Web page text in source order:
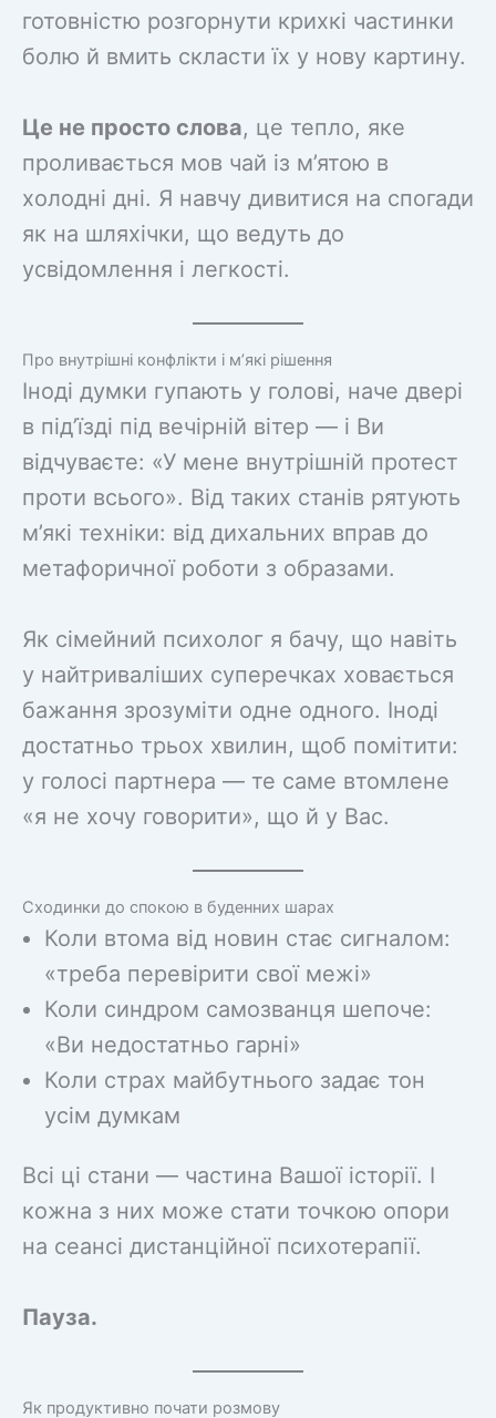
готовністю розгорнути крихкі частинки
болю й вмить скласти їх у нову картину.
Це не просто слова, це тепло, яке
проливається мов чай із м’ятою в
холодні дні. Я навчу дивитися на спогади
як на шляхічки, що ведуть до
усвідомлення і легкості.
Про внутрішні конфлікти і м’які рішення
Іноді думки гупають у голові, наче двері
в під’їзді під вечірній вітер — і Ви
відчуваєте: «У мене внутрішній протест
проти всього». Від таких станів рятують
м’які техніки: від дихальних вправ до
метафоричної роботи з образами.
Як сімейний психолог я бачу, що навіть
у найтриваліших суперечках ховається
бажання зрозуміти одне одного. Іноді
достатньо трьох хвилин, щоб помітити:
у голосі партнера — те саме втомлене
«я не хочу говорити», що й у Вас.
Сходинки до спокою в буденних шарах
Коли втома від новин стає сигналом:
«треба перевірити свої межі»
Коли синдром самозванця шепоче:
«Ви недостатньо гарні»
Коли страх майбутнього задає тон
усім думкам
Всі ці стани — частина Вашої історії. І
кожна з них може стати точкою опори
на сеансі дистанційної психотерапії.
Пауза.
Як продуктивно почати розмову